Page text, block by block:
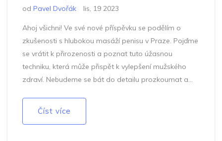
od Pavel Dvořák lis, 19 2023
Ahoj všichni! Ve své nové příspěvku se podělím o
zkušenosti s hlubokou masáží penisu v Praze. Pojďme
se vrátit k přirozenosti a poznat tuto úžasnou
techniku, která může přispět k vylepšení mužského
zdraví. Nebudeme se bát do detailu prozkoumat a
tělo. Připojte se na cestě poznání, kde wellness
Číst více